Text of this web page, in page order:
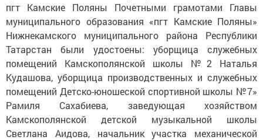
пгт Камские Поляны Почетными грамотами Главы
муниципального образования «пгт Камские Поляны»
Нижнекамского муниципального района Республики
Татарстан были удостоены: уборщица служебных
помещений Камскополянской школы №2 Наталья
Кудашова, уборщица производственных и служебных
помещений Детско-юношеской спортивной школы №7»
Рамиля Сахабиева, заведующая хозяйством
Камскополянской детской музыкальной школы
Светлана Аидова, начальник участка механической